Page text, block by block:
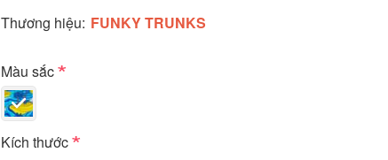
Thương hiệu: FUNKY TRUNKS
Màu sắc*
Kích thước*